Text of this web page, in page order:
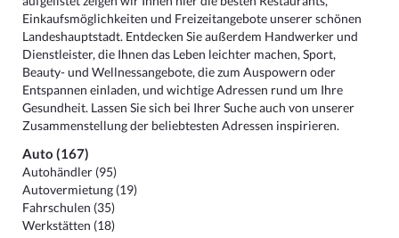
Einkaufsmöglichkeiten und Freizeitangebote unserer schönen
Landeshauptstadt. Entdecken Sie außerdem Handwerker und
Dienstleister, die Ihnen das Leben leichter machen, Sport,
Beauty- und Wellnessangebote, die zum Auspowern oder
Entspannen einladen, und wichtige Adressen rund um Ihre
Gesundheit. Lassen Sie sich bei Ihrer Suche auch von unserer
Zusammenstellung der beliebtesten Adressen inspirieren.
Auto (167)
Autohändler (95)
Autovermietung (19)
Fahrschulen (35)
Werkstätten (18)